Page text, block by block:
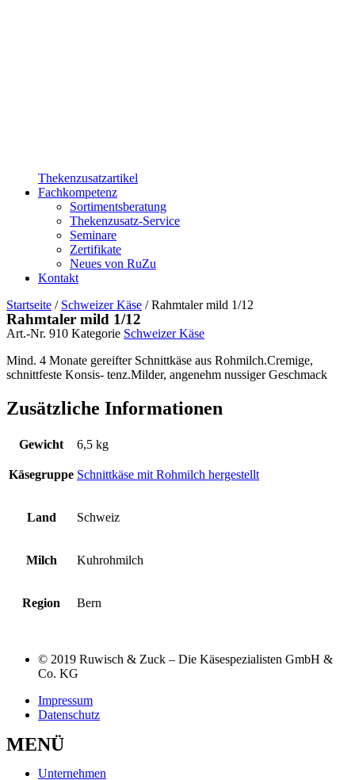
Thekenzusatzartikel
Fachkompetenz
Sortimentsberatung
Thekenzusatz-Service
Seminare
Zertifikate
Neues von RuZu
Kontakt
Startseite / Schweizer Käse / Rahmtaler mild 1/12
Rahmtaler mild 1/12
Art.-Nr. 910 Kategorie Schweizer Käse
Mind. 4 Monate gereifter Schnittkäse aus Rohmilch.Cremige,
schnittfeste Konsis- tenz.Milder, angenehm nussiger Geschmack
Zusätzliche Informationen
Gewicht 6,5 kg
Käsegruppe Schnittkäse mit Rohmilch hergestellt
Land Schweiz
Milch Kuhrohmilch
Region Bern
© 2019 Ruwisch & Zuck – Die Käsespezialisten GmbH &
Co. KG
Impressum
Datenschutz
MENÜ
Unternehmen